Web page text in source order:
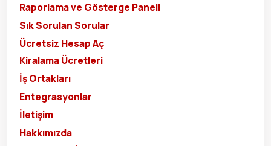
Raporlama ve Gösterge Paneli
Sık Sorulan Sorular
Ücretsiz Hesap Aç
Kiralama Ücretleri
İş Ortakları
Entegrasyonlar
İletişim
Hakkımızda